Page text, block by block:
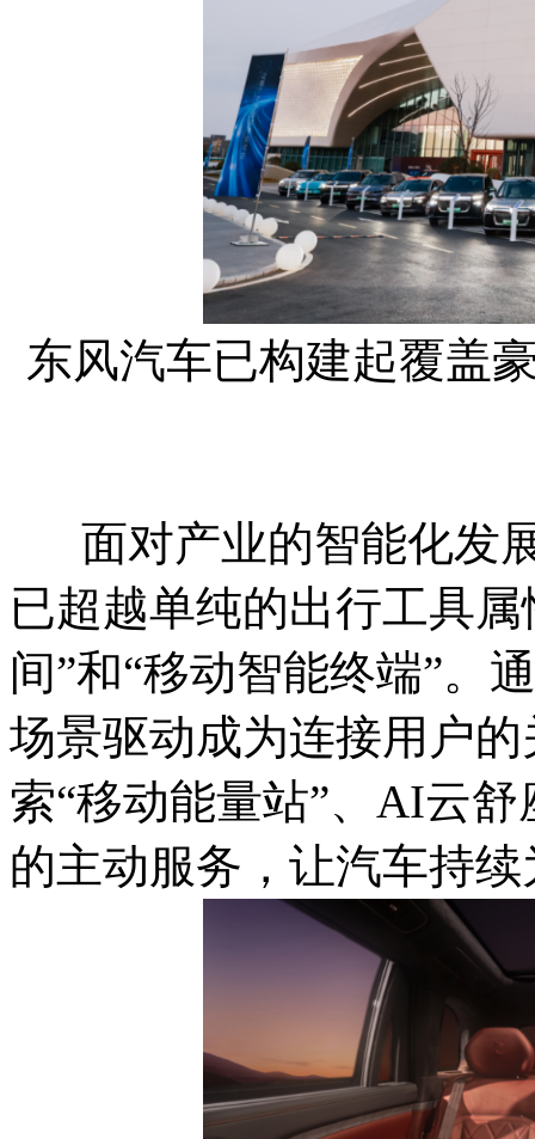
东风汽车已构建起覆盖
面对产业的智能化发
已超越单纯的出行工具
间”和“移动智能终端”。
场景驱动成为连接用户
索“移动能量站”、AI云
的主动服务，让汽车持